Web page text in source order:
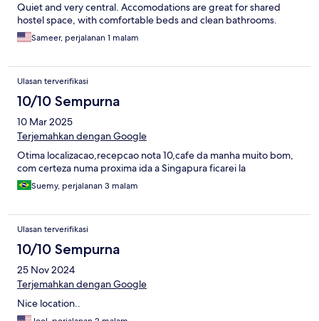
Quiet and very central. Accomodations are great for shared
hostel space, with comfortable beds and clean bathrooms.
Sameer, perjalanan 1 malam
Ulasan terverifikasi
10/10 Sempurna
10 Mar 2025
Terjemahkan dengan Google
Otima localizacao,recepcao nota 10,cafe da manha muito bom,
com certeza numa proxima ida a Singapura ficarei la
Suemy, perjalanan 3 malam
Ulasan terverifikasi
10/10 Sempurna
25 Nov 2024
Terjemahkan dengan Google
Nice location..